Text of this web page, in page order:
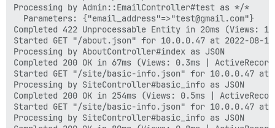
Processing by Admin::EmailController#test as */*
  Parameters: {"email_address"=>"test@gmail.com"}
Completed 422 Unprocessable Entity in 20ms
Started GET "/about.json" for 10.0.0.47 at 2022-08-10
Processing by AboutController#index as JSON
Completed 200 OK in 67ms (Views: 0.3ms |
Started GET "/site/basic-info.json" for 10.0.0.47 at
Processing by SiteController#basic_info as JSON
Completed 200 OK in 254ms (Views: 0.5ms |
Started GET "/site/basic-info.json" for 10.0.0.47 at
Processing by SiteController#basic_info as JSON